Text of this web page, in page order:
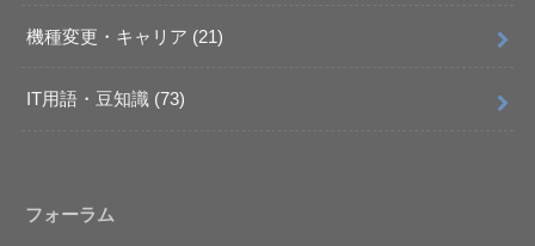
機種変更・キャリア (21)
IT用語・豆知識 (73)
フォーラム